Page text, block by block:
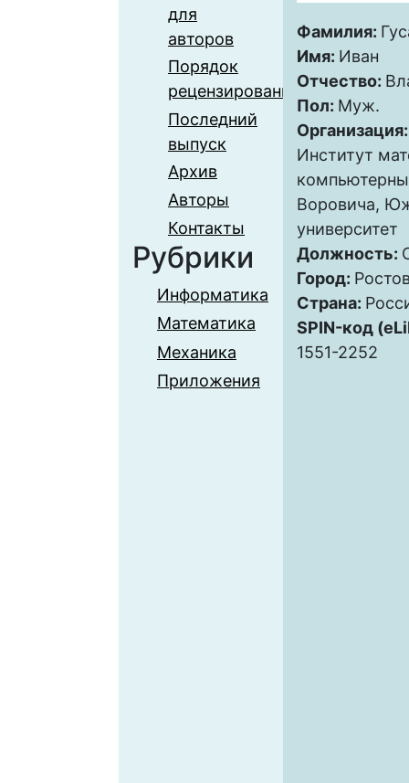
для
авторов
Порядок
рецензирования
Последний
выпуск
Архив
Авторы
Контакты
Рубрики
Информатика
Математика
Механика
Приложения
Фамилия:
Имя: Иван
Отчество:
Пол: Муж.
Институт
Воровича,
университет
Должность:
Город:
Страна:
SPIN-код
1551-2252